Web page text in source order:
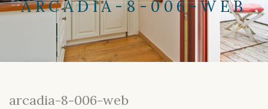
ARCADIA-8-006-WEB
arcadia-8-006-web